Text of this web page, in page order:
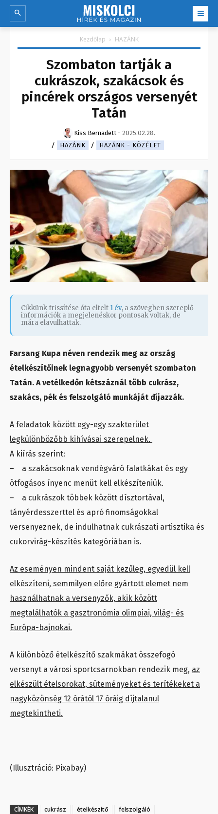
Kezdőlap HAZÁNK
Szombaton tartják a
cukrászok, szakácsok és
pincérek országos versenyét
Tatán
Kiss Bernadett - 2025.02.28.
HAZÁNK
HAZÁNK - KÖZÉLET
Cikkünk frissítése óta eltelt 1 év, a szövegben szereplő
információk a megjelenéskor pontosak voltak, de
mára elavulhattak.
Farsang Kupa néven rendezik meg az ország
ételkészítőinek legnagyobb versenyét szombaton
Tatán. A vetélkedőn kétszáznál több cukrász,
szakács, pék és felszolgáló munkáját díjazzák.
A feladatok között egy-egy szakterület
legkülönbözőbb kihívásai szerepelnek.
A kiírás szerint:
– a szakácsoknak vendégváró falatkákat és egy
ötfogásos ínyenc menüt kell elkészíteniük.
– a cukrászok többek között dísztortával,
tányérdesszerttel és apró finomságokkal
versenyeznek, de indulhatnak cukrászati artisztika és
cukorvirág-készítés kategóriában is.
Az eseményen mindent saját kezűleg, egyedül kell
elkészíteni, semmilyen előre gyártott elemet nem
használhatnak a versenyzők, akik között
megtalálhatók a gasztronómia olimpiai, világ- és
Európa-bajnokai.
A különböző ételkészítő szakmákat összefogó
versenyt a városi sportcsarnokban rendezik meg, az
elkészült ételsorokat, süteményeket és terítékeket a
nagyközönség 12 órától 17 óráig díjtalanul
megtekintheti.
(Illusztráció: Pixabay)
CÍMKÉK cukrász ételkészítő
felszolgáló